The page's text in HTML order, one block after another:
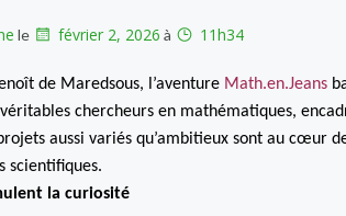
le février 2, 2026 à 11h34
de Maredsous, l’aventure Math.en.Jeans
chercheurs en mathématiques,
aussi variés qu’ambitieux sont au cœur
scientifiques.
la curiosité